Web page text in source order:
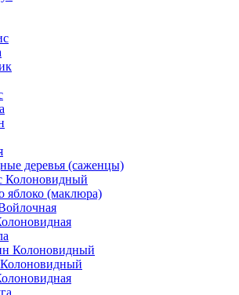
деревья (саженцы)
Колоновидный
яблоко (маклюра)
Колоновидный